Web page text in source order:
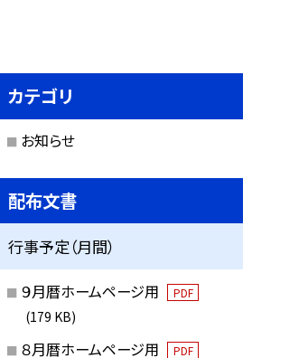
カテゴリ
お知らせ
配布文書
行事予定（月間）
９月暦ホームページ用 PDF
(179 KB)
８月暦ホームページ用 PDF